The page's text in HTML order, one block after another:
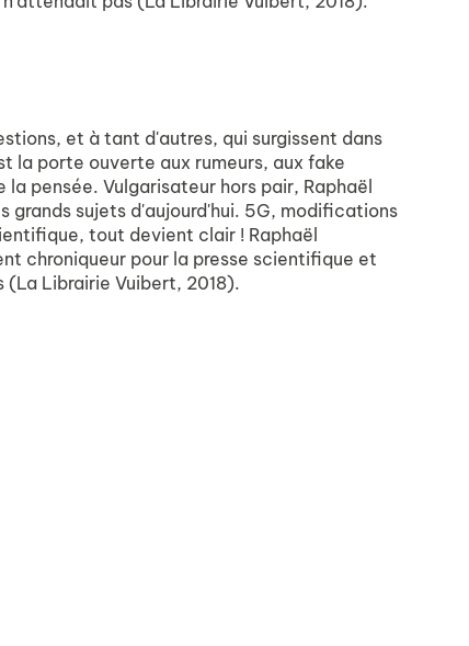
et à tant d'autres, qui surgissent dans
la porte ouverte aux rumeurs, aux fake
pensée. Vulgarisateur hors pair, Raphaël
grands sujets d'aujourd'hui. 5G, modifications
tout devient clair ! Raphaël
chroniqueur pour la presse scientifique et
Librairie Vuibert, 2018).